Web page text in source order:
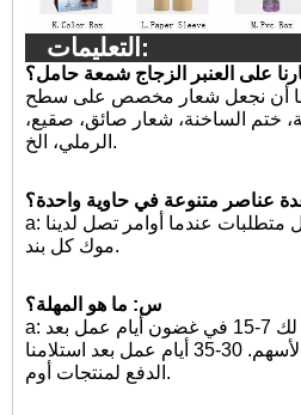
التعليمات:
على العنبر الزجاج شمعة حامل؟
أن نجعل شعار مخصص على سطح
ختم الساخنة، شعار صائق، صقيع،
الرملي، الخ.
عناصر متنوعة في حاوية واحدة؟
a: نعم، بالتأكيد. يمكننا قبول متطلبات عندما أوامر تصل لدينا
موك كل بند.
س: ما هو المهلة؟
a: وسيتم إرسال البضائع لك 7-15 في غضون أيام عمل بعد
استلامنا الدفع لمنتجات الأسهم. 30-35 أيام عمل بعد استلامنا
الدفع لمنتجات أوم.